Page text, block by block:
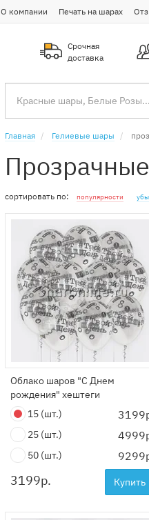
О компании Печать на шарах
Срочная
доставка
Главная Гелиевые шары
сортировать по: популярности
Облако шаров "С Днем
рождения" хештеги
15 (шт.)
25 (шт.)
50 (шт.)
3199р. Купить